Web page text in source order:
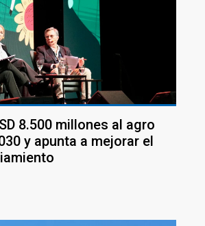
8.500 millones al agro
y apunta a mejorar el